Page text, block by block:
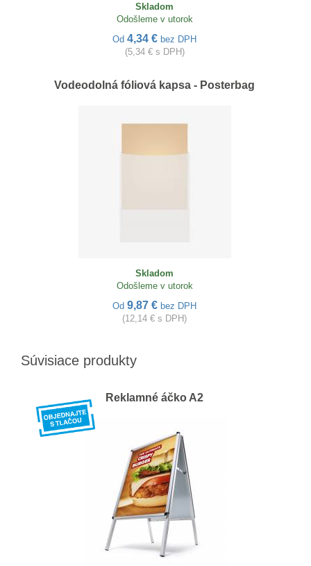
Skladom
Odošleme v utorok
Od 4,34 € bez DPH
(5,34 € s DPH)
Vodeodolná fóliová kapsa - Posterbag
Skladom
Odošleme v utorok
Od 9,87 € bez DPH
(12,14 € s DPH)
Súvisiace produkty
Reklamné áčko A2